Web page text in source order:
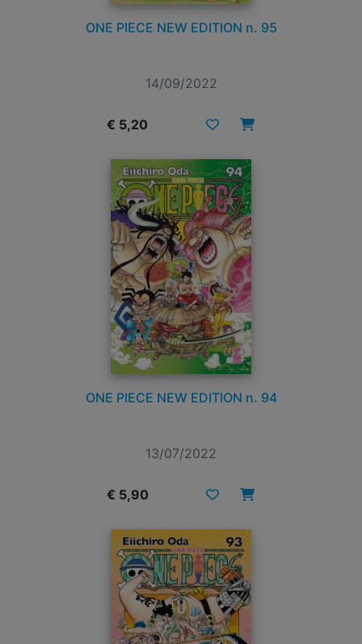
ONE PIECE NEW EDITION n. 95
14/09/2022
€ 5,20
ONE PIECE NEW EDITION n. 94
13/07/2022
€ 5,90